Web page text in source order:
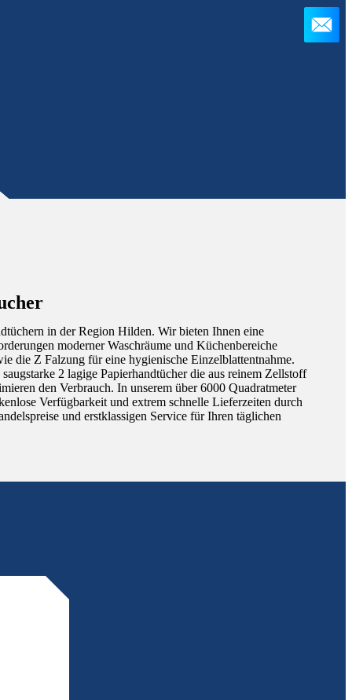
in der Region Hilden. Wir bieten Ihnen eine
moderner Waschräume und Küchenbereiche
die Z Falzung für eine hygienische Einzelblattentnahme.
2 lagige Papierhandtücher die aus reinem Zellstoff
den Verbrauch. In unserem über 6000 Quadratmeter
Verfügbarkeit und extrem schnelle Lieferzeiten durch
und erstklassigen Service für Ihren täglichen